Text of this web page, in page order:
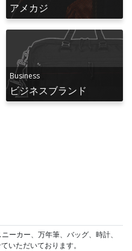
アメカジ
Business
ビジネスブランド
ーカー、万年筆、バッグ、時計、
いただいております。